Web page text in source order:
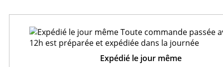
Expédié le jour même